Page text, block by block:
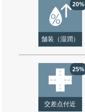
20%
舗装（湿潤）
25%
交差点付近